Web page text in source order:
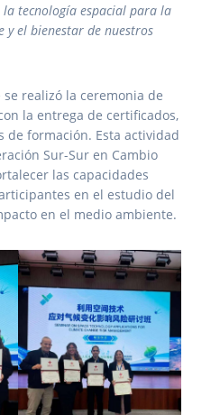
tecnología espacial para la
y el bienestar de nuestros
realizó la ceremonia de
la entrega de certificados,
de formación. Esta actividad
Sur-Sur en Cambio
las capacidades
en el estudio del
en el medio ambiente.